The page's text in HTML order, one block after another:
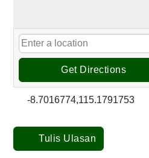
Get Directions
-8.7016774,115.1791753
Tulis Ulasan